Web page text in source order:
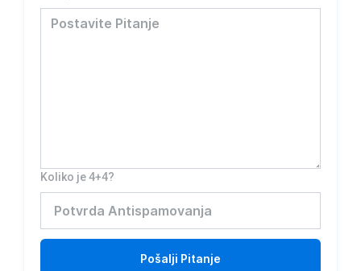
Koliko je 4+4?
Pošalji Pitanje